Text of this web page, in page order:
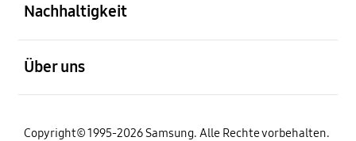
Nachhaltigkeit
Über uns
Copyright© 1995-2026 Samsung. Alle Rechte vorbehalten.